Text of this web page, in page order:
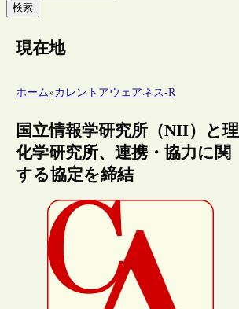
検索
現在地
ホーム»カレントアウェアネス-R
国立情報学研究所（NII）と理
化学研究所、連携・協力に関
する協定を締結